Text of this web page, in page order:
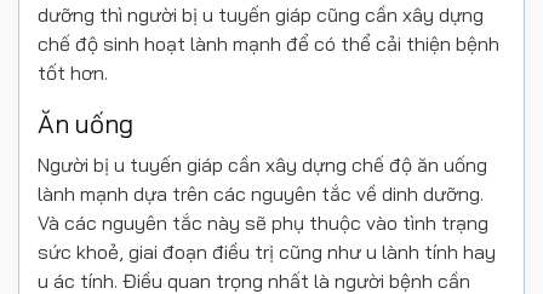
dưỡng thì người bị u tuyến giáp cũng cần xây dựng
chế độ sinh hoạt lành mạnh để có thể cải thiện bệnh
tốt hơn.
Ăn uống
Người bị u tuyến giáp cần xây dựng chế độ ăn uống
lành mạnh dựa trên các nguyên tắc về dinh dưỡng.
Và các nguyên tắc này sẽ phụ thuộc vào tình trạng
sức khoẻ, giai đoạn điều trị cũng như u lành tính hay
u ác tính. Điều quan trọng nhất là người bệnh cần